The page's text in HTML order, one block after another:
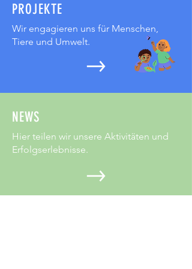
PROJEKTE
Wir engagieren uns für Menschen,
Tiere und Umwelt.
NEWS
Hier teilen wir unsere Aktivitäten und
Erfolgserlebnisse.